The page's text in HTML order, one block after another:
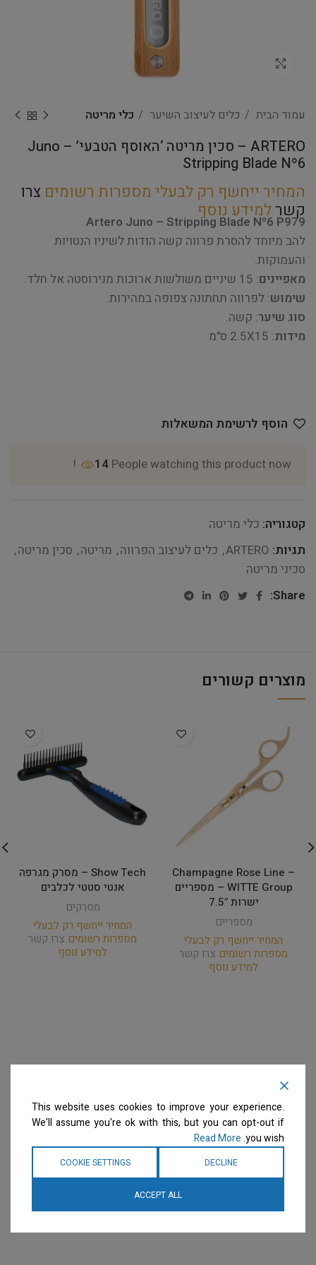
עמוד הבית כלים לעיצוב השיער כלי מריטה
ARTERO – סכין מריטה ‘האוסף הטבעי’ Juno –
Stripping Blade Nº6
המחיר ייחשף רק לבעלי מספרות רשומים צרו
קשרלמידע נוסף
Artero Juno – Stripping Blade Nº6 P979
להב מיוחד להסרת פרווה קשה הודות לשיניו הנטויות
והעמוקות.
מאפיינים: 15 שיניים משולשות ארוכות מנירוסטה אל חלד.
שימוש: לפרווה תחתונה צפופה במהירות.
סוג שיער: קשה.
מידות: 2.5X15 ס"מ
הוסף לרשימת המשאלות
14 People watching this product now!
קטגוריה: כלי מריטה
תגיות: ARTERO
, כלים לעיצוב הפרווה, מריטה, סכין מריטה,
סכיני מריטה
Share:
מוצרים קשורים
Champagne Rose Line –
WITTE Group – מספריים
ישרות 7.5″
מספריים
המחיר ייחשף רק לבעלי
מספרות רשומים צרו קשר
למידע נוסף
Show Tech – מסרק מגרפה
אנטי סטטי לכלבים
מסרקים
המחיר ייחשף רק לבעלי
מספרות רשומים צרו קשר
למידע נוסף
This website uses cookies to improve your experience.
We'll assume you're ok with this, but you can opt-out if
you wish.
Read More
DECLINE
COOKIE SETTINGS
ACCEPT ALL